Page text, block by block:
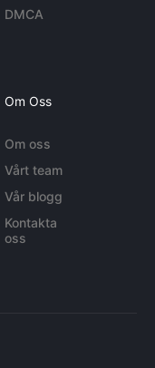
DMCA
Om Oss
Om oss
Vårt team
Vår blogg
Kontakta
oss